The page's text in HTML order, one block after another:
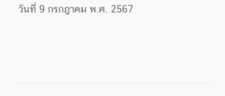
วันที่ 9 กรกฎาคม พ.ศ. 2567